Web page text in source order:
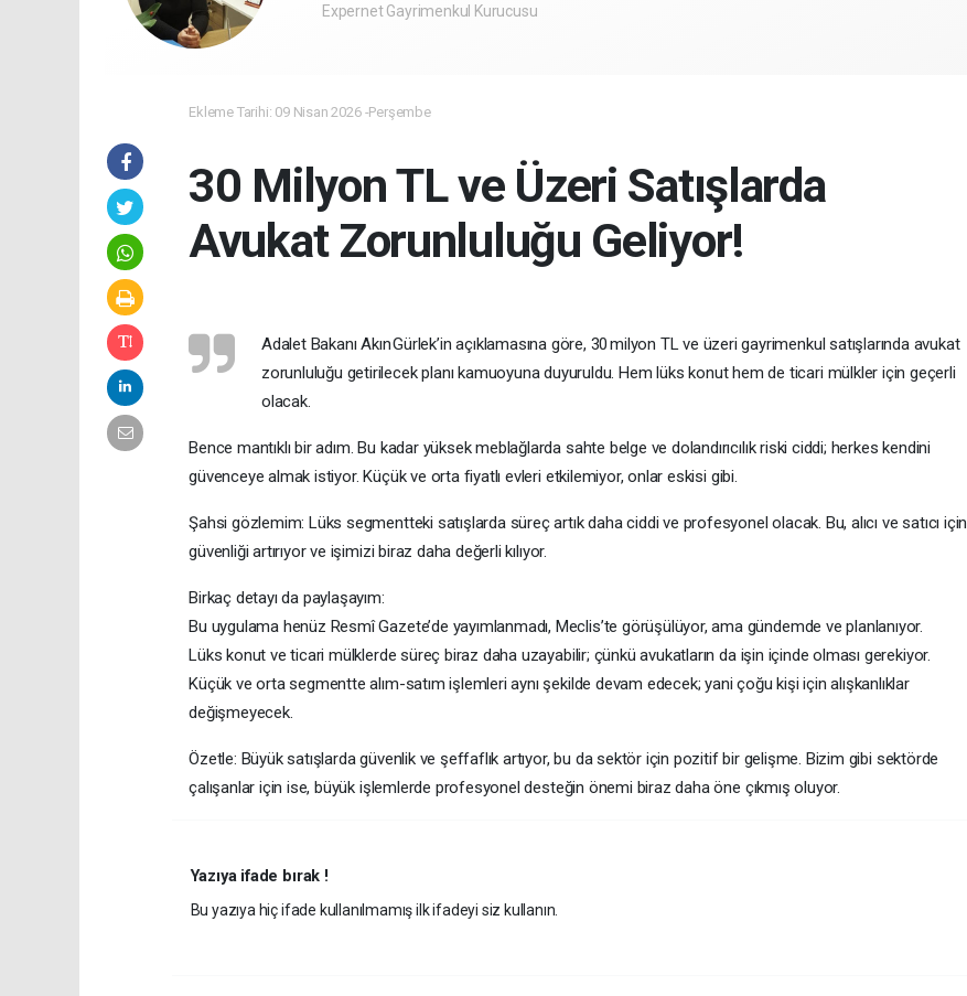
Expernet Gayrimenkul Kurucusu
Ekleme Tarihi: 09 Nisan 2026 -Perşembe
30 Milyon TL ve Üzeri Satışlarda
Avukat Zorunluluğu Geliyor!
Adalet Bakanı Akın Gürlek’in açıklamasına göre, 30 milyon TL ve üzeri gayrimenkul satışlarında avukat
zorunluluğu getirilecek planı kamuoyuna duyuruldu. Hem lüks konut hem de ticari mülkler için geçerli
olacak.
Bence mantıklı bir adım. Bu kadar yüksek meblağlarda sahte belge ve dolandırıcılık riski ciddi; herkes kendini
güvenceye almak istiyor. Küçük ve orta fiyatlı evleri etkilemiyor, onlar eskisi gibi.
Şahsi gözlemim: Lüks segmentteki satışlarda süreç artık daha ciddi ve profesyonel olacak. Bu, alıcı ve satıcı için
güvenliği artırıyor ve işimizi biraz daha değerli kılıyor.
Birkaç detayı da paylaşayım:
Bu uygulama henüz Resmî Gazete’de yayımlanmadı, Meclis’te görüşülüyor, ama gündemde ve planlanıyor.
Lüks konut ve ticari mülklerde süreç biraz daha uzayabilir; çünkü avukatların da işin içinde olması gerekiyor.
Küçük ve orta segmentte alım-satım işlemleri aynı şekilde devam edecek; yani çoğu kişi için alışkanlıklar
değişmeyecek.
Özetle: Büyük satışlarda güvenlik ve şeffaflık artıyor, bu da sektör için pozitif bir gelişme. Bizim gibi sektörde
çalışanlar için ise, büyük işlemlerde profesyonel desteğin önemi biraz daha öne çıkmış oluyor.
Yazıya ifade bırak !
Bu yazıya hiç ifade kullanılmamış ilk ifadeyi siz kullanın.